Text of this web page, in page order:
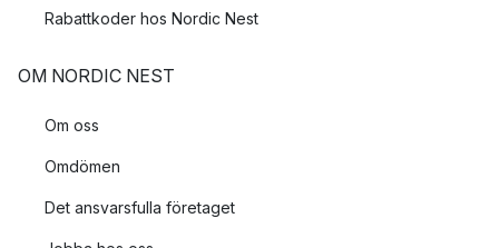
Rabattkoder hos Nordic Nest
OM NORDIC NEST
Om oss
Omdömen
Det ansvarsfulla företaget